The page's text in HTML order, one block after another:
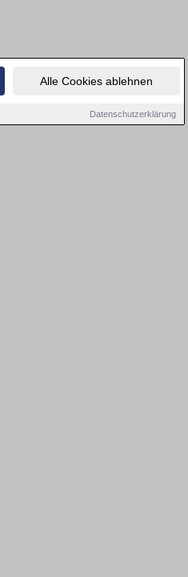
Alle Cookies ablehnen
Datenschutzerklärung